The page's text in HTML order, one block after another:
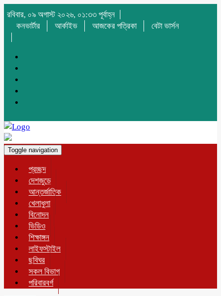
রবিবার, ০৯ অগাস্ট ২০২৬, ০১:৩৩ পূর্বাহ্ন
কনভার্টার
আর্কাইভ আজকের পত্রিকা বেটা ভার্সন
Toggle navigation
প্রচ্ছদ
দেশজুড়ে
আন্তর্জাতিক
খেলাধুলা
বিনোদন
ভিডিও
শিক্ষাঙ্গন
লাইফস্টাইল
ছবিঘর
সকল বিভাগ
পরিবারবর্গ